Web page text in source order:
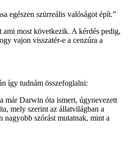
egészen szürreális valóságot épít.”
most következik. A kérdés pedig,
vajon visszatér-e a cenzúra a
így tudnám összefoglalni:
már Darwin óta ismert, úgynevezett
mely szerint az állatvilágban a
nagyobb szórást mutatnak, mint a